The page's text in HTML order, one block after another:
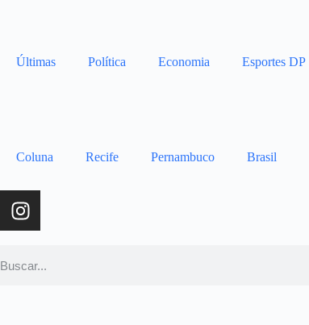
Últimas Política Economia Esportes DP
Coluna Recife Pernambuco Brasil